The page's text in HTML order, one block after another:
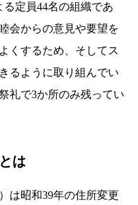
定員44名の組織であ
会からの意見や要望を
くするため、そしてス
るように取り組んでい
礼で3か所のみ残ってい
は
は昭和39年の住所変更